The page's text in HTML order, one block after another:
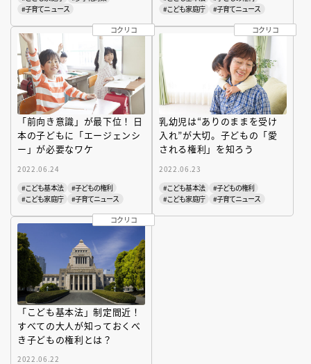
#子育てニュース
#こども家庭庁
#子育てニュース
コクリコ
「前向き意識」が最下位！ 日
本の子どもに「エージェンシ
ー」が必要なワケ
2022.06.24
#こども基本法
#子どもの権利
#こども家庭庁
#子育てニュース
コクリコ
乳幼児は“ありのままを受け
入れ”が大切。子どもの「愛
される権利」を知ろう
2022.06.23
#こども基本法
#子どもの権利
#こども家庭庁
#子育てニュース
コクリコ
「こども基本法」制定間近！
すべての大人が知っておくべ
き子どもの権利とは？
2022.06.22